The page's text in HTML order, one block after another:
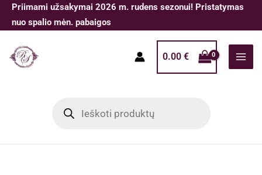
Pereiti
prie
Priimami užsakymai 2026 m. rudens sezonui! Pristatymas
nuo spalio mėn. pabaigos
0.00 €
search